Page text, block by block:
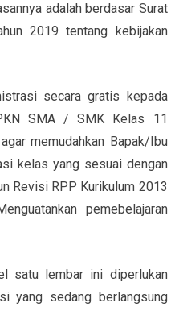
adalah berdasar Surat
2019 tentang kebijakan
secara gratis kepada
SMA / SMK Kelas 11
memudahkan Bapak/Ibu
kelas yang sesuai dengan
Revisi RPP Kurikulum 2013
pemebelajaran
satu lembar ini diperlukan
yang sedang berlangsung